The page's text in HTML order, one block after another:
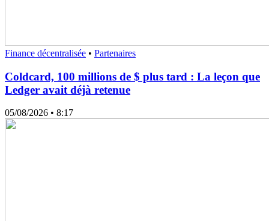
Finance décentralisée • Partenaires
Coldcard, 100 millions de $ plus tard : La leçon que
Ledger avait déjà retenue
05/08/2026 • 8:17